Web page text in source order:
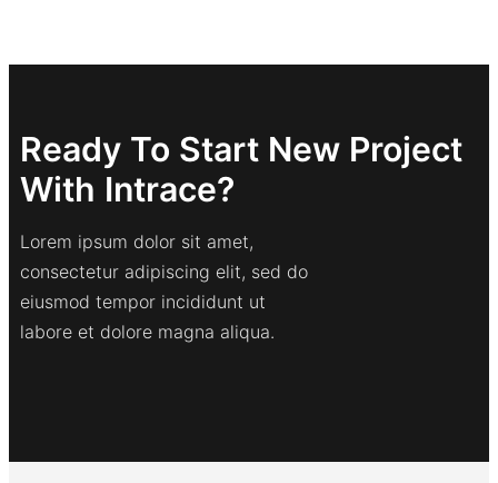
Ready To Start New Project
With Intrace?
Lorem ipsum dolor sit amet,
consectetur adipiscing elit, sed do
eiusmod tempor incididunt ut
labore et dolore magna aliqua.